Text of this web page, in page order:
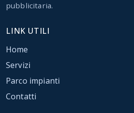
pubblicitaria.
LINK UTILI
Home
Servizi
Parco impianti
Contatti